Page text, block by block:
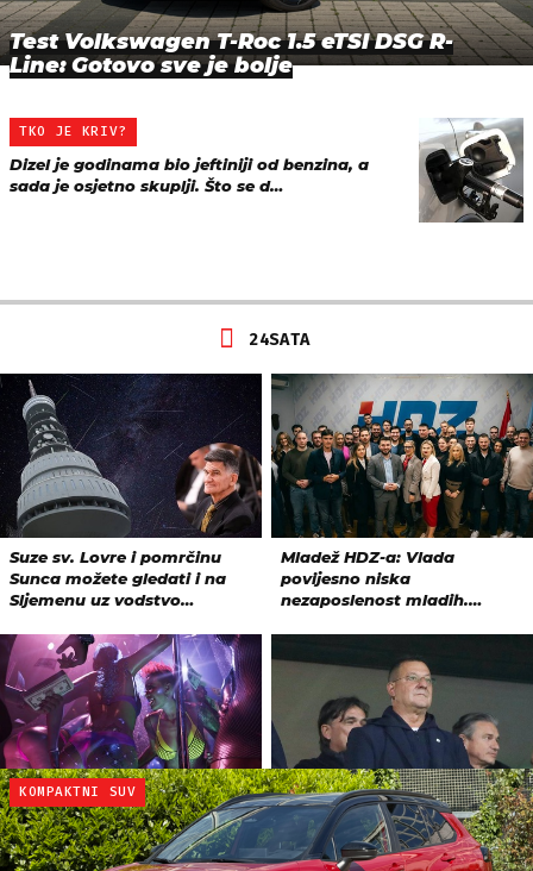
Test Volkswagen T-Roc 1.5 eTSI DSG R-
Line: Gotovo sve je bolje
TKO JE KRIV?
Dizel je godinama bio jeftiniji od benzina, a
sada je osjetno skuplji. Što se d…
KOMPAKTNI SUV